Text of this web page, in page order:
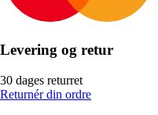
Levering og retur
30 dages returret
Returnér din ordre